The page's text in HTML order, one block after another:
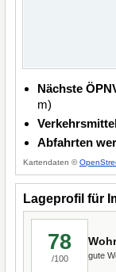
Nächste
m)
Abfahrten
Kartendaten ©
Lageprofil für
78
/100 gute